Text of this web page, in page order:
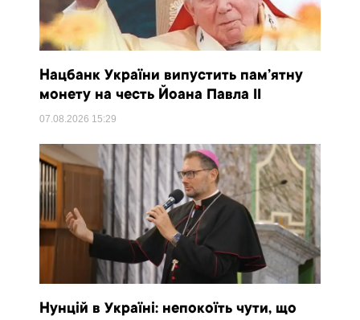
Нацбанк України випустить пам’ятну
монету на честь Йоана Павла II
07.08.2026 15:29
Нунцій в Україні: непокоїть чути, що